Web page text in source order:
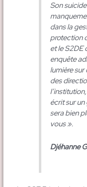
Son
dans la
protection
et le S2DE
enquête
lumière
des
écrit sur
sera bien
vous ».
Djéhanne